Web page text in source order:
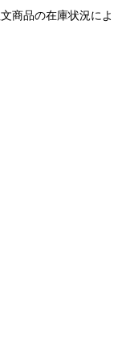
商品の在庫状況によ